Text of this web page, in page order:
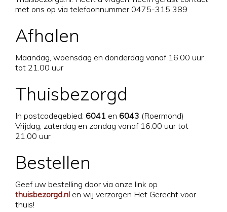
met ons op via telefoonnummer 0475-315 389
Afhalen
Maandag, woensdag en donderdag vanaf 16.00 uur
tot 21.00 uur
Thuisbezorgd
In postcodegebied: 6041 en 6043 (Roermond)
Vrijdag, zaterdag en zondag vanaf 16.00 uur tot
21.00 uur
Bestellen
Geef uw bestelling door via onze link op
thuisbezorgd.nl en wij verzorgen Het Gerecht voor
thuis!